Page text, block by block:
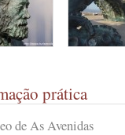
prática
de As Avenidas